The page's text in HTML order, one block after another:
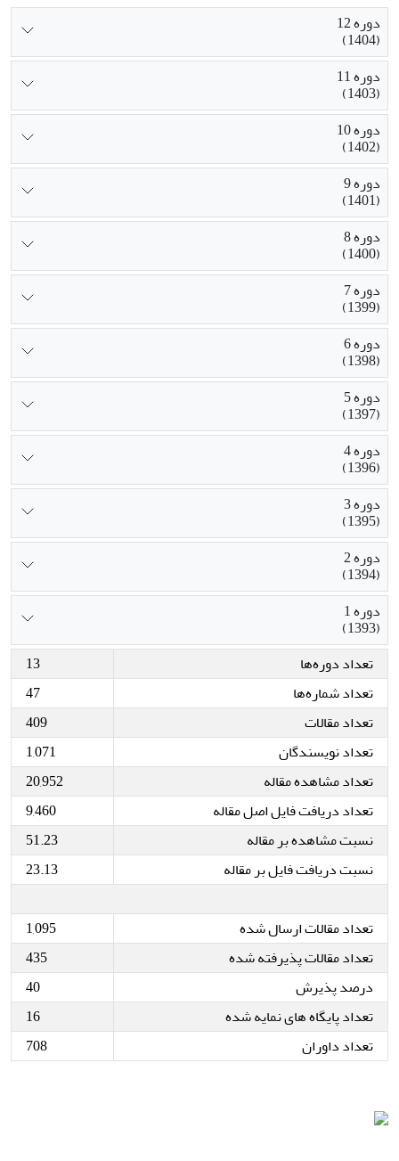
دوره 12
(1404)
دوره 11
(1403)
دوره 10
(1402)
دوره 9
(1401)
دوره 8
(1400)
دوره 7
(1399)
دوره 6
(1398)
دوره 5
(1397)
دوره 4
(1396)
دوره 3
(1395)
دوره 2
(1394)
دوره 1
(1393)
تعداد دوره‌ها
13
تعداد شماره‌ها
47
تعداد مقالات
409
تعداد نویسندگان
1,071
تعداد مشاهده مقاله
20,952
تعداد دریافت فایل اصل مقاله
9,460
نسبت مشاهده بر مقاله
51.23
نسبت دریافت فایل بر مقاله
23.13
تعداد مقالات ارسال شده
1,095
تعداد مقالات پذیرفته شده
435
درصد پذیرش
40
تعداد پایگاه های نمایه شده
16
تعداد داوران
708